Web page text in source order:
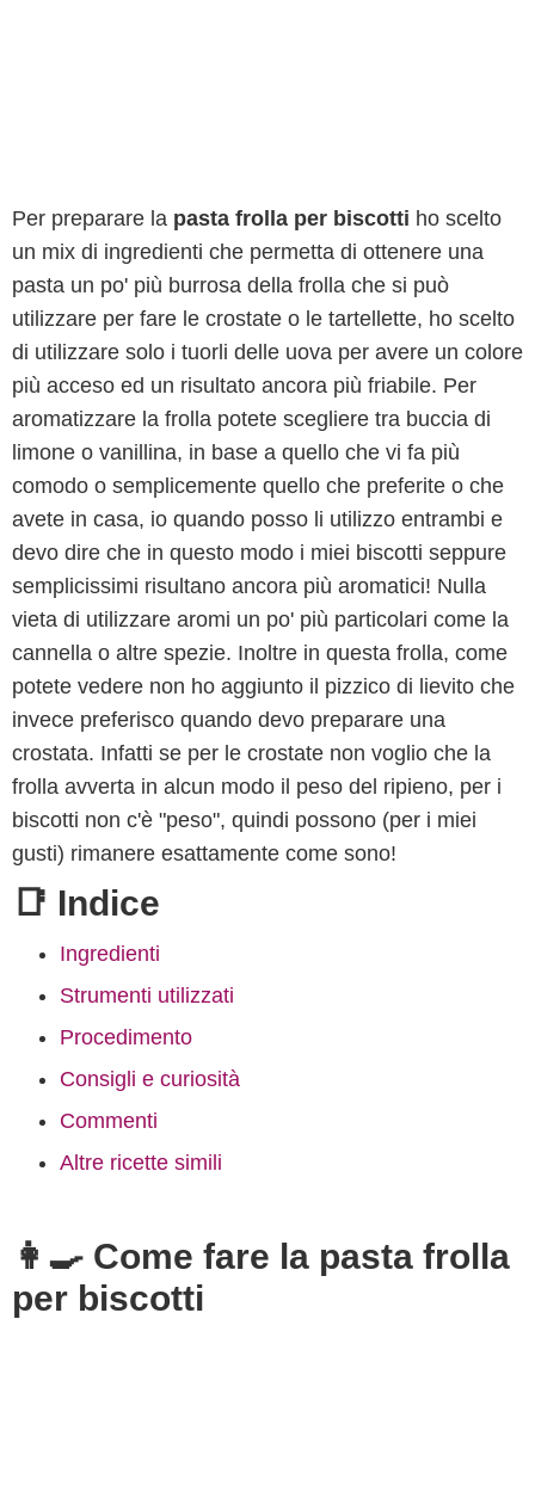
Per preparare la pasta frolla per biscotti ho scelto
un mix di ingredienti che permetta di ottenere una
pasta un po' più burrosa della frolla che si può
utilizzare per fare le crostate o le tartellette, ho scelto
di utilizzare solo i tuorli delle uova per avere un colore
più acceso ed un risultato ancora più friabile. Per
aromatizzare la frolla potete scegliere tra buccia di
limone o vanillina, in base a quello che vi fa più
comodo o semplicemente quello che preferite o che
avete in casa, io quando posso li utilizzo entrambi e
devo dire che in questo modo i miei biscotti seppure
semplicissimi risultano ancora più aromatici! Nulla
vieta di utilizzare aromi un po' più particolari come la
cannella o altre spezie. Inoltre in questa frolla, come
potete vedere non ho aggiunto il pizzico di lievito che
invece preferisco quando devo preparare una
crostata. Infatti se per le crostate non voglio che la
frolla avverta in alcun modo il peso del ripieno, per i
biscotti non c'è "peso", quindi possono (per i miei
gusti) rimanere esattamente come sono!
📑 Indice
Ingredienti
Strumenti utilizzati
Procedimento
Consigli e curiosità
Commenti
Altre ricette simili
👩‍🍳 Come fare la pasta frolla
per biscotti